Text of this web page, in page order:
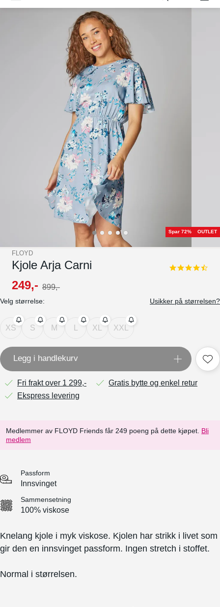
Spar 72% OUTLET
FLOYD
Kjole Arja Carni
4.5
249,- 899,-
Velg størrelse: Usikker på størrelsen?
XS S M XL XXL
Legg i handlekurv
Fri frakt over 1 299,-
Gratis bytte og enkel retur
Ekspress levering
Medlemmer av FLOYD Friends får 249 poeng på dette kjøpet. Bli
medlem
Passform
Innsvinget
Sammensetning
100% viskose
Knelang kjole i myk viskose. Kjolen har strikk i livet som
gir den en innsvinget passform. Ingen stretch i stoffet.
Normal i størrelsen.